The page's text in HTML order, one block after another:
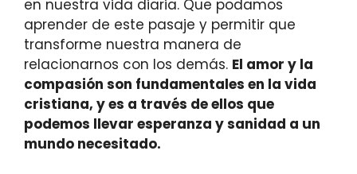
en nuestra vida diaria. Que podamos
aprender de este pasaje y permitir que
transforme nuestra manera de
relacionarnos con los demás. El amor y la
compasión son fundamentales en la vida
cristiana, y es a través de ellos que
podemos llevar esperanza y sanidad a un
mundo necesitado.